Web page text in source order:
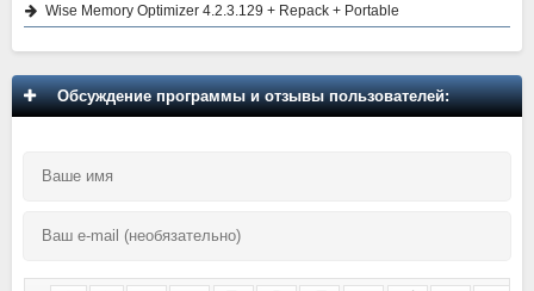
Wise Memory Optimizer 4.2.3.129 + Repack + Portable
Обсуждение программы и отзывы пользователей: